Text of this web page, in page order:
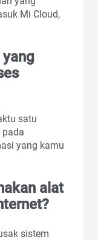
Mi Cloud,
satu
yang kamu
alat
sistem